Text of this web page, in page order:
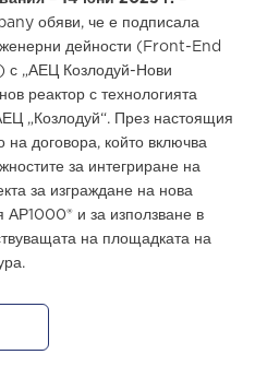
обяви, че е подписала
дейности (Front-End
„АЕЦ Козлодуй-Нови
реактор с технологията
„Козлодуй“. През настоящия
на договора, който включва
за интегриране на
за изграждане на нова
АР1000® и за използване в
на площадката на